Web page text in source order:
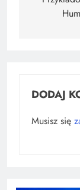
DODAJ
Musisz się